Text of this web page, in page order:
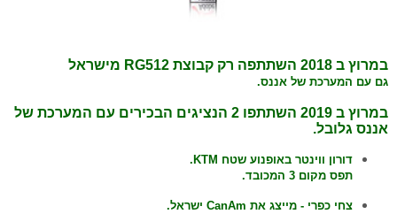
במרוץ ב 2018 השתתפה רק קבוצת RG512 מישראל
גם עם המערכת של אננס.
במרוץ
ב 2019 השתתפו 2 הנציגים הבכירים עם המערכת של
אננס גלובל.
דורון ווינטר באופנוע שטח KTM.
תפס מקום 3 המכובד.
צחי כפרי - מייצג את CanAm ישראל.